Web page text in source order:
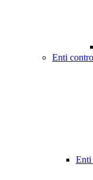
Enti
Enti